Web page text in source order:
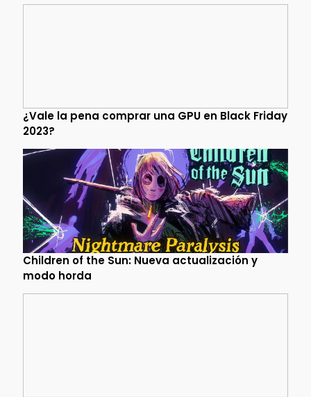
¿Vale la pena comprar una GPU en Black Friday
2023?
Children of the Sun: Nueva actualización y
modo horda